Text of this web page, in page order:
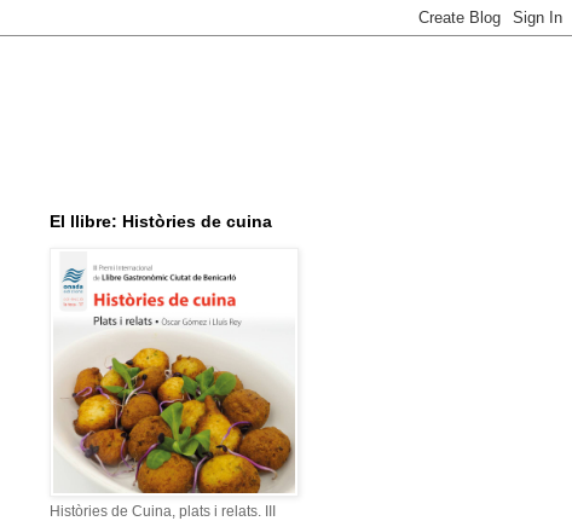
El llibre: Històries de cuina
Històries de Cuina, plats i relats. III